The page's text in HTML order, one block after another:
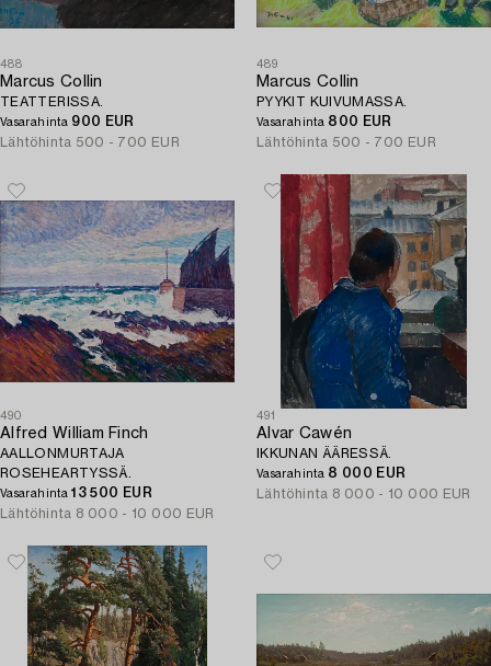
488
Marcus Collin
TEATTERISSA.
Vasarahinta 900 EUR
Lähtöhinta 500 - 700 EUR
489
Marcus Collin
PYYKIT KUIVUMASSA.
Vasarahinta 800 EUR
Lähtöhinta 500 - 700 EUR
490
Alfred William Finch
AALLONMURTAJA
ROSEHEARTYSSÄ.
Vasarahinta13 500 EUR
Lähtöhinta 8 000 - 10 000 EUR
491
Alvar Cawén
IKKUNAN ÄÄRESSÄ.
Vasarahinta 8 000 EUR
Lähtöhinta 8 000 - 10 000 EUR